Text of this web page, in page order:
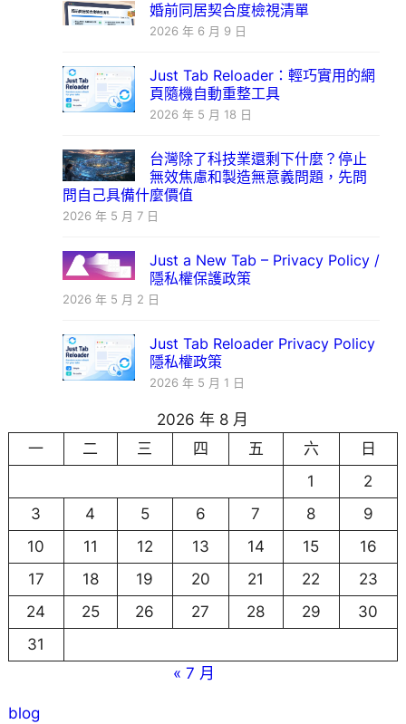
婚前同居契合度檢視清單
2026 年 6 月 9 日
Just Tab Reloader：輕巧實用的網
頁隨機自動重整工具
2026 年 5 月 18 日
台灣除了科技業還剩下什麼？停止
無效焦慮和製造無意義問題，先問
問自己具備什麼價值
2026 年 5 月 7 日
Just a New Tab – Privacy Policy /
隱私權保護政策
2026 年 5 月 2 日
Just Tab Reloader Privacy Policy
隱私權政策
2026 年 5 月 1 日
2026 年 8 月
一
二 三 四 五 六
日
1
2
3
4 5 6 7 8
9
10
11 12 13 14 15
16
17
18 19 20 21 22
23
24
25 26 27 28 29
30
31
« 7 月
blog